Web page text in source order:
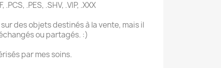
.PCS, .PES, .SHV, .VIP, .XXX
des objets destinés à la vente, mais il
ou partagés. :)
par mes soins.